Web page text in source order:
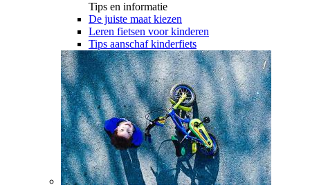
Tips en informatie
De juiste maat kiezen
Leren fietsen voor kinderen
Tips aanschaf kinderfiets